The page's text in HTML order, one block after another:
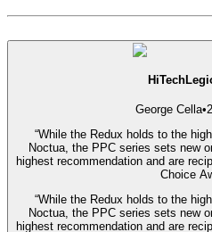
George Cella•
“While the Redux holds to the
Noctua, the PPC series sets new
highest recommendation and are
Choice
“While the Redux holds to the
Noctua, the PPC series sets new
highest recommendation and are